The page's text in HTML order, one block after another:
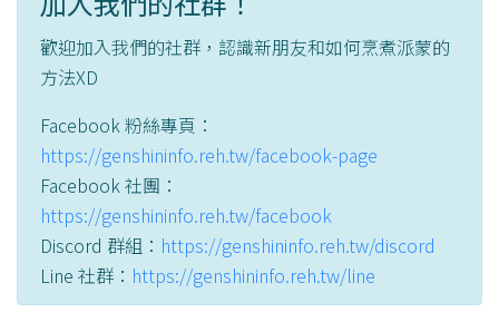
歡迎加入我們的社群，認識新朋友和如何烹煮派蒙的
方法XD
Facebook 粉絲專頁：
https://genshininfo.reh.tw/facebook-page
Facebook 社團：
https://genshininfo.reh.tw/facebook
Discord 群組： https://genshininfo.reh.tw/discord
Line 社群： https://genshininfo.reh.tw/line